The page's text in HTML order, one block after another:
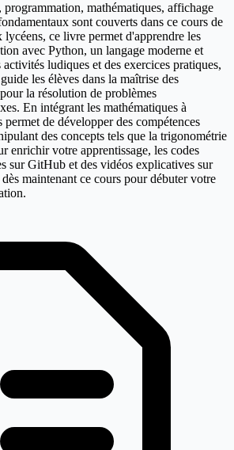
mathématiques, affichage
sont couverts dans ce cours de
lycéens, ce livre permet d'apprendre les
avec Python, un langage moderne et
activités ludiques et des exercices pratiques,
les élèves dans la maîtrise des
la résolution de problèmes
En intégrant les mathématiques à
de développer des compétences
des concepts tels que la trigonométrie
enrichir votre apprentissage, les codes
sur GitHub et des vidéos explicatives sur
maintenant ce cours pour débuter votre